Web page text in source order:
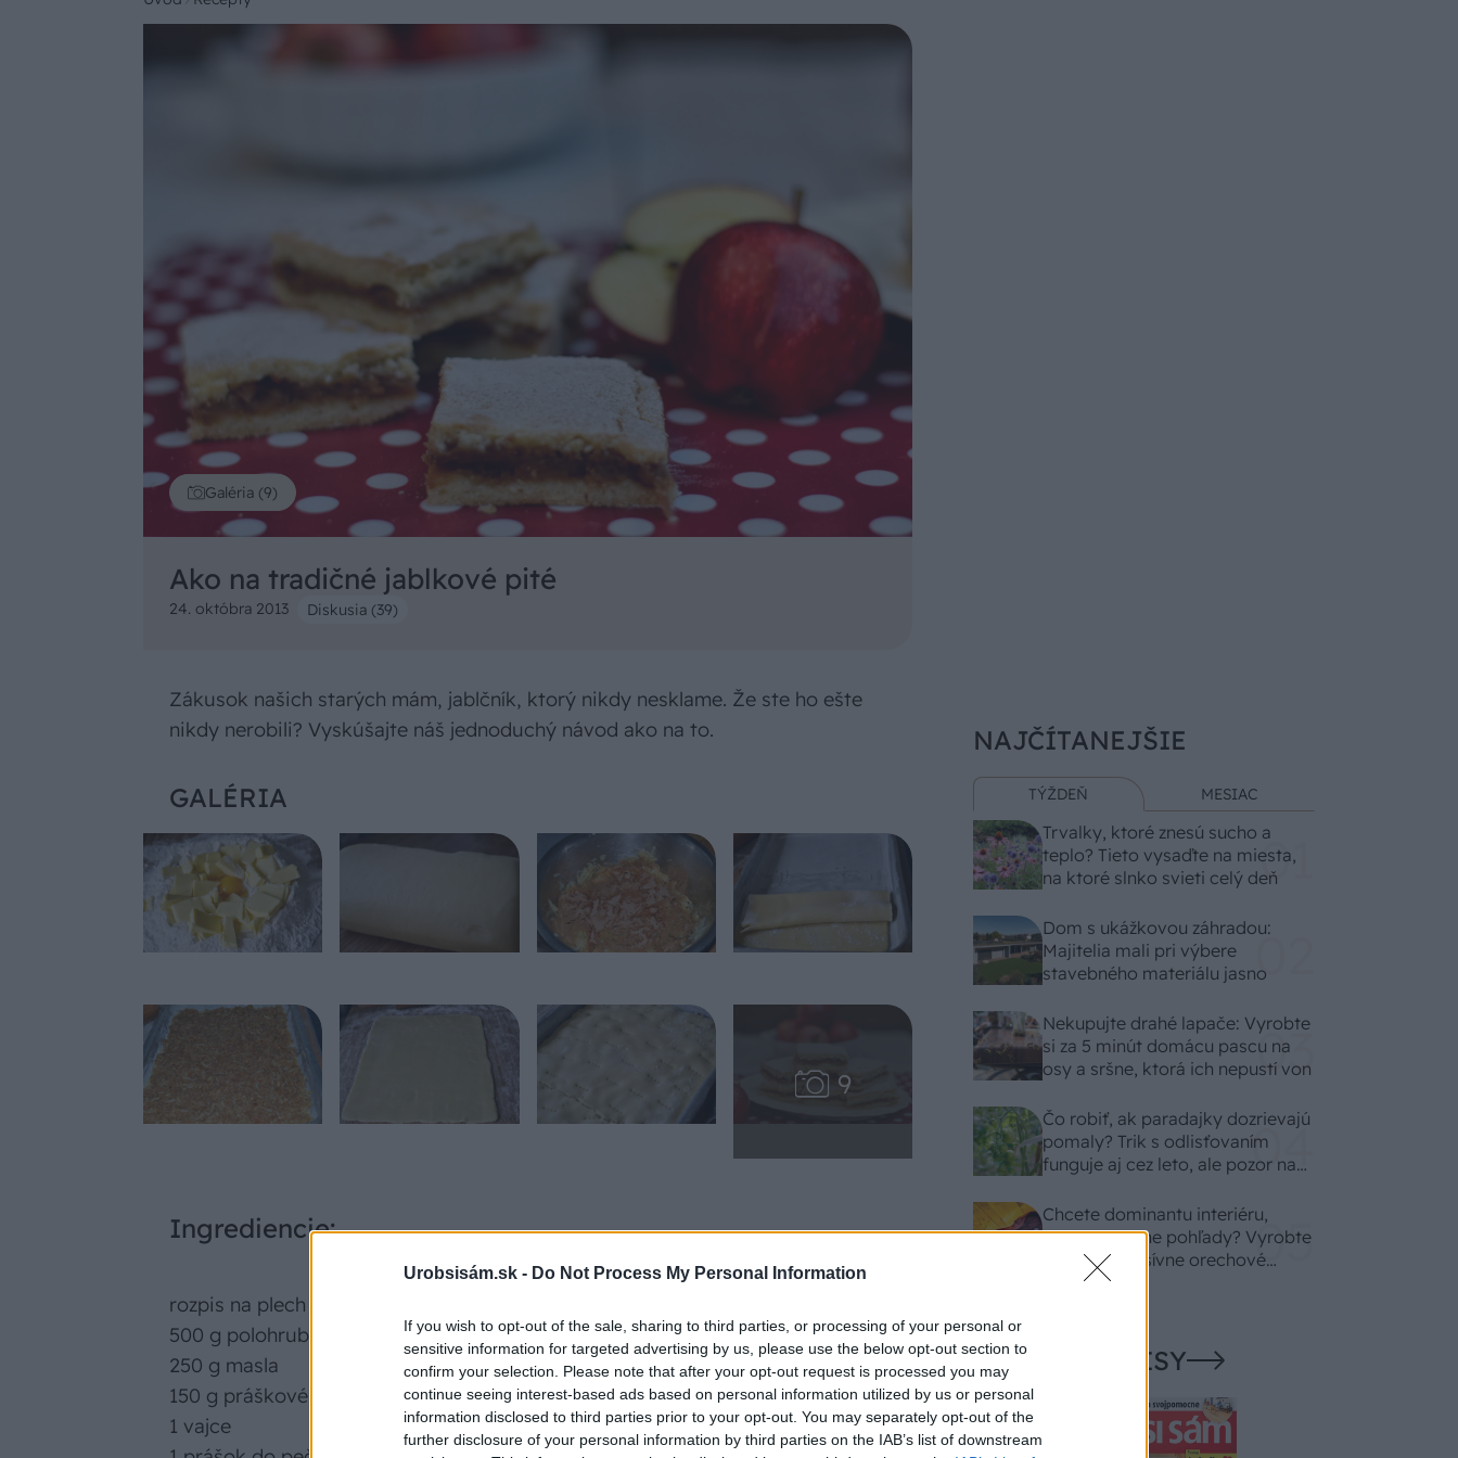
Urobsisám.sk - Do Not Process My Personal Information
If you wish to opt-out of the sale, sharing to third parties, or processing of your personal or
sensitive information for targeted advertising by us, please use the below opt-out section to
confirm your selection. Please note that after your opt-out request is processed you may
continue seeing interest-based ads based on personal information utilized by us or personal
information disclosed to third parties prior to your opt-out. You may separately opt-out of the
further disclosure of your personal information by third parties on the IAB’s list of downstream
Galéria (9)
Ako na tradičné jablkové pité
24. októbra 2013 Diskusia (39)
Zákusok našich starých mám, jablčník, ktorý nikdy nesklame. Že ste ho ešte
nikdy nerobili? Vyskúšajte náš jednoduchý návod ako na to.
GALÉRIA
Ingrediencie:
rozpis na plech 30×40 cm
500 g polohrubej múky
250 g masla
150 g práškového cukru
1 vajce
NAJČÍTANEJŠIE
TÝŽDEŇ MESIAC
Trvalky, ktoré znesú sucho a
teplo? Tieto vysaďte na miesta,
na ktoré slnko svieti celý deň
Dom s ukážkovou záhradou:
Majitelia mali pri výbere
stavebného materiálu jasno
Nekupujte drahé lapače: Vyrobte
si za 5 minút domácu pascu na
osy a sršne, ktorá ich nepustí von
Čo robiť, ak paradajky dozrievajú
pomaly? Trik s odlisťovaním
funguje aj cez leto, ale pozor na
Chcete dominantu interiéru,
ktorá pritiahne pohľady? Vyrobte
si takéto masívne orechové
svietidlo
NAŠE ČASOPISY